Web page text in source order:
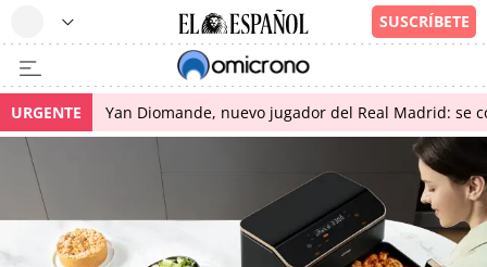
URGENTE Yan Diomande, nuevo jugador del Real Madrid: se